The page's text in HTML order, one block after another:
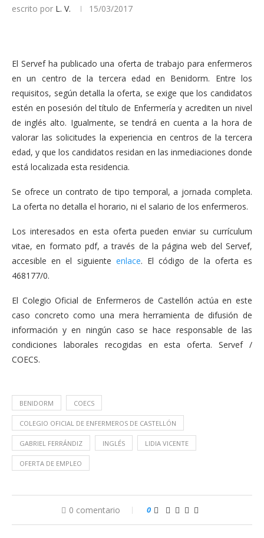
escrito por L. V. 15/03/2017
El Servef ha publicado una oferta de trabajo para enfermeros
en un centro de la tercera edad en Benidorm. Entre los
requisitos, según detalla la oferta, se exige que los candidatos
estén en posesión del título de Enfermería y acrediten un nivel
de inglés alto. Igualmente, se tendrá en cuenta a la hora de
valorar las solicitudes la experiencia en centros de la tercera
edad, y que los candidatos residan en las inmediaciones donde
está localizada esta residencia.
Se ofrece un contrato de tipo temporal, a jornada completa.
La oferta no detalla el horario, ni el salario de los enfermeros.
Los interesados en esta oferta pueden enviar su currículum
vitae, en formato pdf, a través de la página web del Servef,
accesible en el siguiente enlace. El código de la oferta es
468177/0.
El Colegio Oficial de Enfermeros de Castellón actúa en este
caso concreto como una mera herramienta de difusión de
información y en ningún caso se hace responsable de las
condiciones laborales recogidas en esta oferta. Servef /
COECS.
BENIDORM COECS
COLEGIO OFICIAL DE ENFERMEROS DE CASTELLÓN
GABRIEL FERRÁNDIZ INGLÉS LIDIA VICENTE
OFERTA DE EMPLEO
0 comentario 0